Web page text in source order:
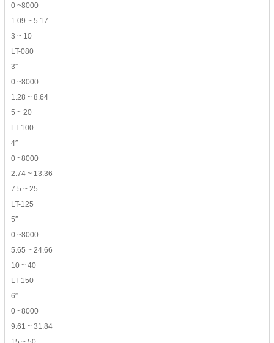
0 ~8000
1.09 ~ 5.17
3 ~ 10
LT-080
3″
0 ~8000
1.28 ~ 8.64
5 ~ 20
LT-100
4″
0 ~8000
2.74 ~ 13.36
7.5 ~ 25
LT-125
5″
0 ~8000
5.65 ~ 24.66
10 ~ 40
LT-150
6″
0 ~8000
9.61 ~ 31.84